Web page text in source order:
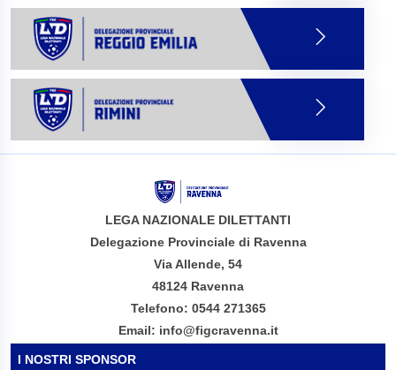
LEGA NAZIONALE DILETTANTI
Delegazione Provinciale di Ravenna
Via Allende, 54
48124 Ravenna
Telefono: 0544 271365
Email: info@figcravenna.it
I NOSTRI SPONSOR